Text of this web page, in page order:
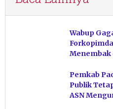
Wabup
Menembak
Pemkab
Publik
ASN